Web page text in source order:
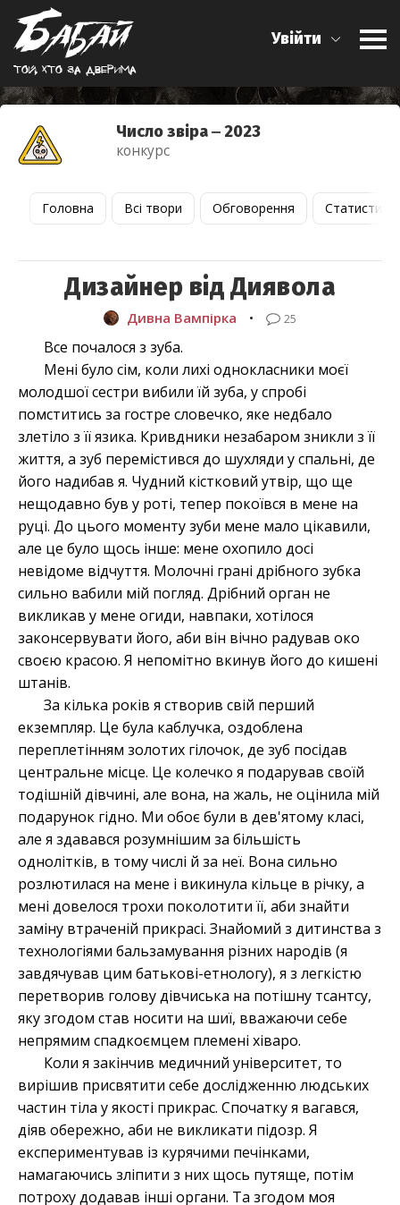
Той, хто за дверима
Увійти
Число звіра ‒ 2023
конкурс
Головна Всі твори Обговорення Статистика
Дизайнер від Диявола
Дивна Вампірка • 25
Все почалося з зуба.
Мені було сім, коли лихі однокласники моєї
молодшої сестри вибили їй зуба, у спробі
помститись за гостре словечко, яке недбало
злетіло з її язика. Кривдники незабаром зникли з її
життя, а зуб перемістився до шухляди у спальні, де
його надибав я. Чудний кістковий утвір, що ще
нещодавно був у роті, тепер покоївся в мене на
руці. До цього моменту зуби мене мало цікавили,
але це було щось інше: мене охопило досі
невідоме відчуття. Молочні грані дрібного зубка
сильно вабили мій погляд. Дрібний орган не
викликав у мене огиди, навпаки, хотілося
законсервувати його, аби він вічно радував око
своєю красою. Я непомітно вкинув його до кишені
штанів.
За кілька років я створив свій перший
екземпляр. Це була каблучка, оздоблена
переплетінням золотих гілочок, де зуб посідав
центральне місце. Це колечко я подарував своїй
тодішній дівчині, але вона, на жаль, не оцінила мій
подарунок гідно. Ми обоє були в дев'ятому класі,
але я здавався розумнішим за більшість
однолітків, в тому числі й за неї. Вона сильно
розлютилася на мене і викинула кільце в річку, а
мені довелося трохи поколотити її, аби знайти
заміну втраченій прикрасі. Знайомий з дитинства з
технологіями бальзамування різних народів (я
завдячував цим батькові-етнологу), я з легкістю
перетворив голову дівчиська на потішну тсантсу,
яку згодом став носити на шиї, вважаючи себе
непрямим спадкоємцем племені хіваро.
Коли я закінчив медичний університет, то
вирішив присвятити себе дослідженню людських
частин тіла у якості прикрас. Спочатку я вагався,
діяв обережно, аби не викликати підозр. Я
експериментував із курячими печінками,
намагаючись зліпити з них щось путяще, потім
потроху додавав інші органи. Та згодом моя